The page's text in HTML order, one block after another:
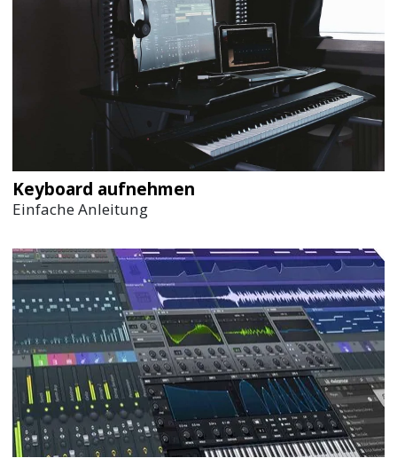
Keyboard aufnehmen
Einfache Anleitung